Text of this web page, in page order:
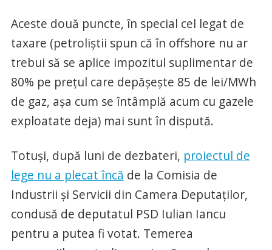
Aceste două puncte, în special cel legat de
taxare (petroliştii spun că în offshore nu ar
trebui să se aplice impozitul suplimentar de
80% pe preţul care depăşeşte 85 de lei/MWh
de gaz, aşa cum se întâmplă acum cu gazele
exploatate deja) mai sunt în dispută.
Totuşi, după luni de dezbateri, proiectul de
lege nu a plecat încă de la Comisia de
Industrii şi Servicii din Camera Deputaţilor,
condusă de deputatul PSD Iulian Iancu
pentru a putea fi votat. Temerea